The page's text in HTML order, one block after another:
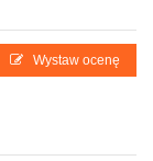
Wystaw ocenę